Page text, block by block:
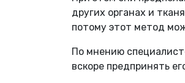
других органах и
потому этот метод
По мнению
вскоре предпринять